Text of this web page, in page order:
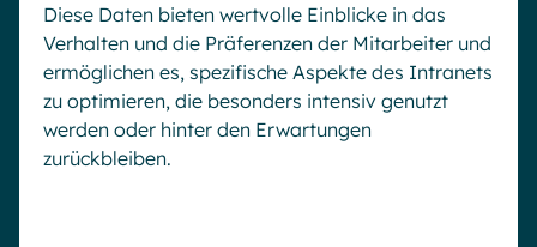
Diese Daten bieten wertvolle Einblicke in das
Verhalten und die Präferenzen der Mitarbeiter und
ermöglichen es, spezifische Aspekte des Intranets
zu optimieren, die besonders intensiv genutzt
werden oder hinter den Erwartungen
zurückbleiben.